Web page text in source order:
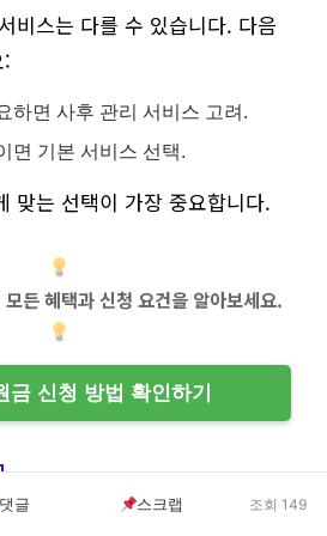
비스는 다를 수 있습니다. 다음
:
하면 사후 관리 서비스 고려.
면 기본 서비스 선택.
맞는 선택이 가장 중요합니다.
든 혜택과 신청 요건을 알아보세요.
금 신청 방법 확인하기
댓글 스크랩 조회 149